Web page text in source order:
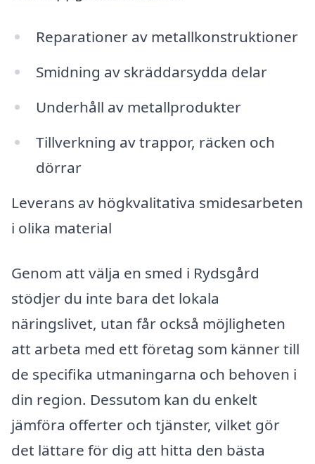
Reparationer av metallkonstruktioner
Smidning av skräddarsydda delar
Underhåll av metallprodukter
Tillverkning av trappor, räcken och
dörrar
Leverans av högkvalitativa smidesarbeten
i olika material
Genom att välja en smed i Rydsgård
stödjer du inte bara det lokala
näringslivet, utan får också möjligheten
att arbeta med ett företag som känner till
de specifika utmaningarna och behoven i
din region. Dessutom kan du enkelt
jämföra offerter och tjänster, vilket gör
det lättare för dig att hitta den bästa